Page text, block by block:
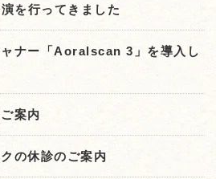
を行ってきました
ナー「Aoralscan 3」を導入し
案内
の休診のご案内